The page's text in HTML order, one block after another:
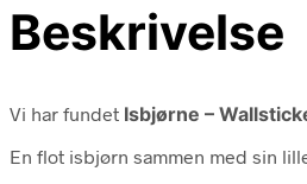
Beskrivelse
Vi har fundet Isbjørne –
En flot isbjørn sammen med sin